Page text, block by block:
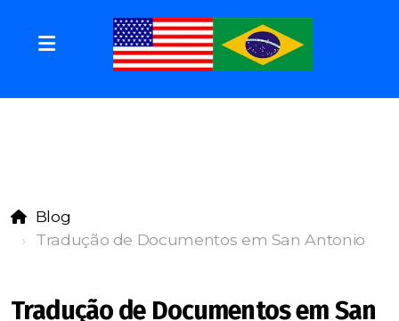
Blog
Tradução de Documentos em San Antonio
Tradução de Documentos em San